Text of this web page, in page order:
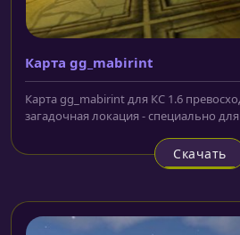
Карта gg_mabirint
Карта gg_mabirint для КС 1.6
загадочная локация - специально для
Скачать